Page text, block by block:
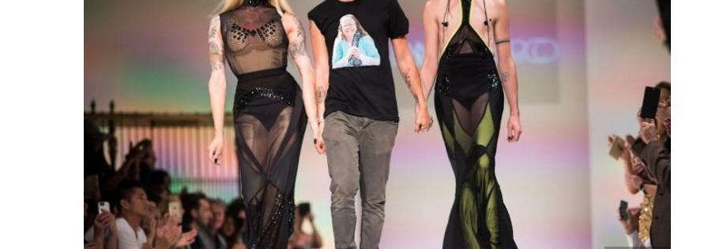
ФОТО
Военнослужащие-трансгендеры
ГЕЙ-АЛЬЯНС УКРАИНА Июл 27, 2017 0
В Берлине отпраздновали
легализацию гей-браков
0